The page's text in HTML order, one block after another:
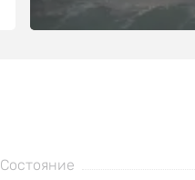
Состояние